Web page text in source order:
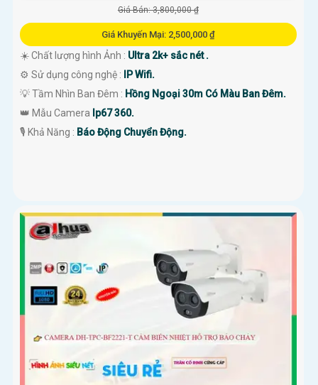
Giá Bán: 3,800,000 ₫
Giá Khuyến Mại: 2,500,000 ₫
☀️ Chất lượng hình Ảnh : Ultra 2k+ sắc nét .
⚙ Sử dụng công nghệ :
IP Wifi.
💡 Tầm Nhìn Ban Đêm : Hồng Ngoại 30m Có Màu Ban Đêm.
👑 Mẫu Camera Ip67 360.
️🎙 Khả Năng : Báo Động Chuyển Động.